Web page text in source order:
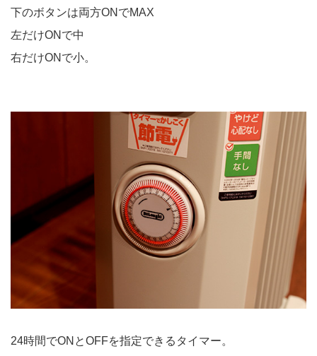
下のボタンは両方ONでMAX
左だけONで中
右だけONで小。
24時間でONとOFFを指定できるタイマー。